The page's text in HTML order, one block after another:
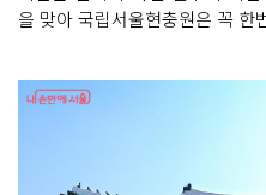
을 맞아 국립서울현충원은 꼭 한